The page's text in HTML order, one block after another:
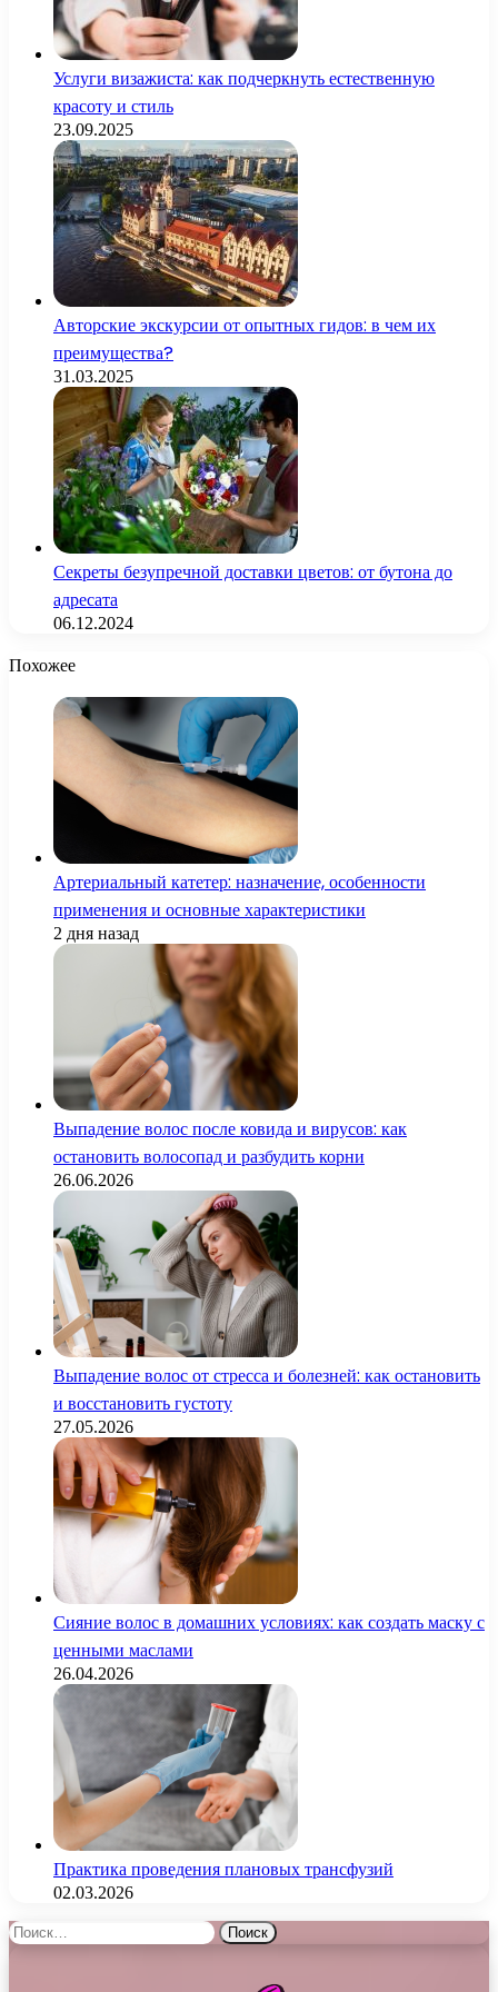
Услуги визажиста: как подчеркнуть естественную
красоту и стиль
23.09.2025
Авторские экскурсии от опытных гидов: в чем их
преимущества?
31.03.2025
Секреты безупречной доставки цветов: от бутона до
адресата
06.12.2024
Похожее
Артериальный катетер: назначение, особенности
применения и основные характеристики
2 дня назад
Выпадение волос после ковида и вирусов: как
остановить волосопад и разбудить корни
26.06.2026
Выпадение волос от стресса и болезней: как остановить
и восстановить густоту
27.05.2026
Сияние волос в домашних условиях: как создать маску с
ценными маслами
26.04.2026
Практика проведения плановых трансфузий
02.03.2026
Найти: